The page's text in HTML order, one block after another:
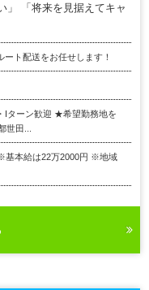
」 「将来を見据えてキャ
ト配送をお任せします！
Iターン歓迎 ★希望勤務地を
世田...
基本給は22万2000円 ※地域